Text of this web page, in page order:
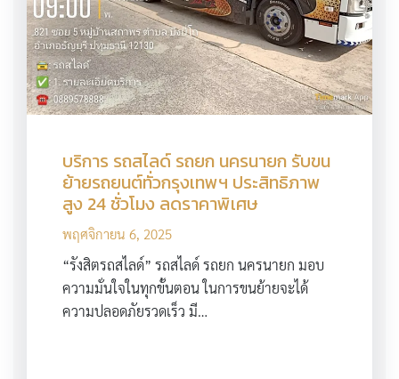
บริการ รถสไลด์ รถยก นครนายก รับขน
ย้ายรถยนต์ทั่วกรุงเทพฯ ประสิทธิภาพ
สูง 24 ชั่วโมง ลดราคาพิเศษ
พฤศจิกายน 6, 2025
“รังสิตรถสไลด์” รถสไลด์ รถยก นครนายก มอบ
ความมั่นใจในทุกขั้นตอน ในการขนย้ายจะได้
ความปลอดภัยรวดเร็ว มี…